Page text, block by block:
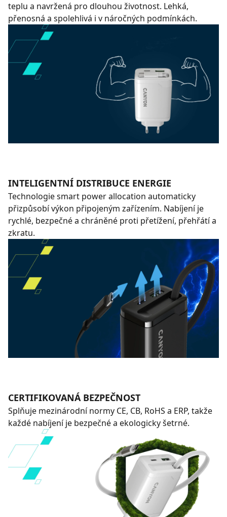
teplu a navržená pro dlouhou životnost. Lehká,
přenosná a spolehlivá i v náročných podmínkách.
INTELIGENTNÍ DISTRIBUCE ENERGIE
Technologie smart power allocation automaticky
přizpůsobí výkon připojeným zařízením. Nabíjení je
rychlé, bezpečné a chráněné proti přetížení, přehřátí a
zkratu.
CERTIFIKOVANÁ BEZPEČNOST
Splňuje mezinárodní normy CE, CB, RoHS a ERP, takže
každé nabíjení je bezpečné a ekologicky šetrné.